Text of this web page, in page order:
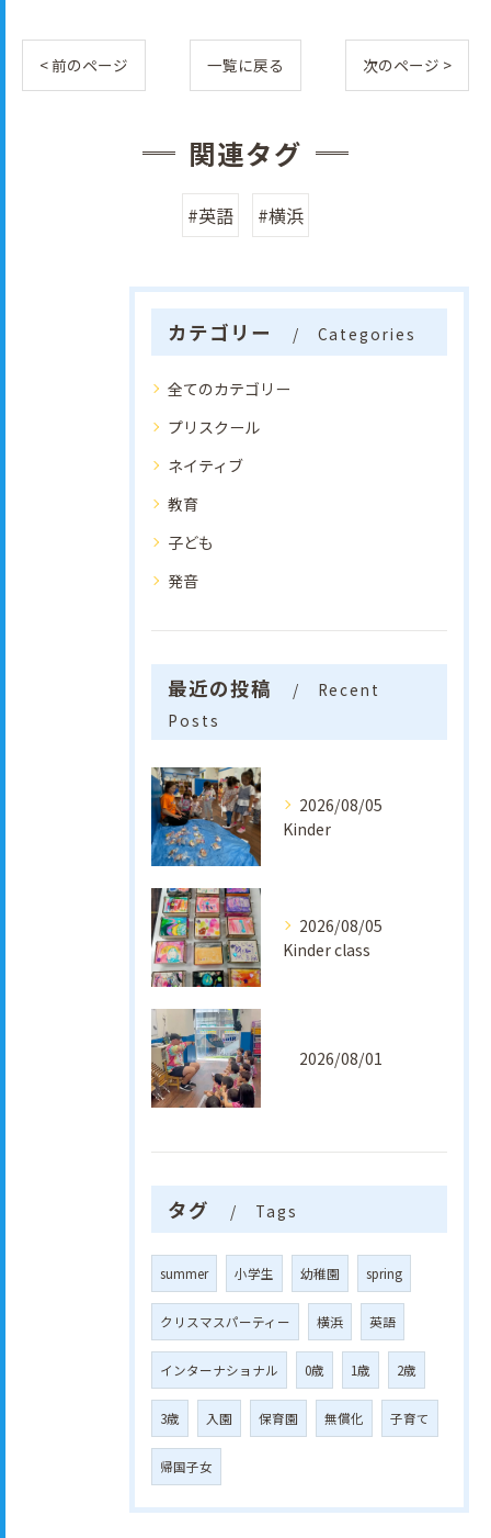
< 前のページ 一覧に戻る 次のページ >
関連タグ
#英語 #横浜
カテゴリー Categories
全てのカテゴリー
プリスクール
ネイティブ
教育
子ども
発音
最近の投稿
Recent
Posts
2026/08/05
Kinder
2026/08/05
Kinder class
2026/08/01
タグ Tags
summer 小学生 幼稚園 spring
クリスマスパーティー 横浜 英語
インターナショナル 0歳 1歳 2歳
3歳 入園 保育園 無償化 子育て
帰国子女